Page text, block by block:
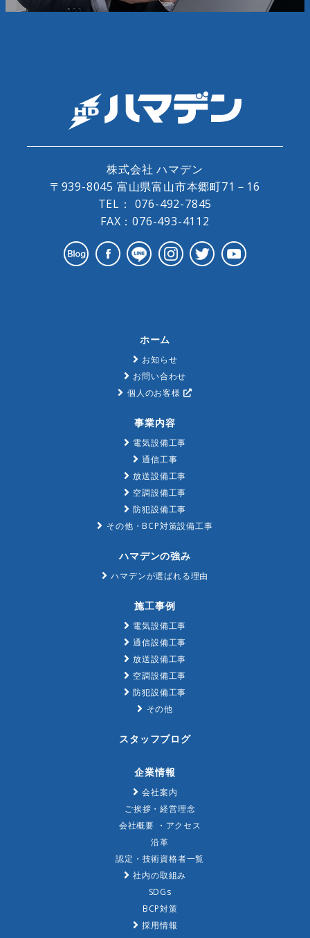
株式会社 ハマデン
〒939-8045 富山県富山市本郷町71－16
TEL： 076-492-7845
FAX：076-493-4112
ホーム
お知らせ
お問い合わせ
個人のお客様
事業内容
電気設備工事
通信工事
放送設備工事
空調設備工事
防犯設備工事
その他・BCP対策設備工事
ハマデンの強み
ハマデンが選ばれる理由
施工事例
電気設備工事
通信設備工事
放送設備工事
空調設備工事
防犯設備工事
その他
スタッフブログ
企業情報
会社案内
ご挨拶・経営理念
会社概要 ・アクセス
沿革
認定・技術資格者一覧
社内の取組み
SDGs
BCP対策
採用情報